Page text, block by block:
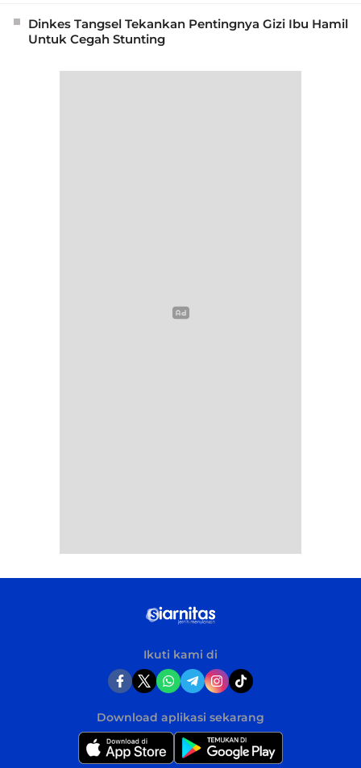
Dinkes Tangsel Tekankan Pentingnya Gizi Ibu Hamil
Untuk Cegah Stunting
Ikuti kami di
Download aplikasi sekarang